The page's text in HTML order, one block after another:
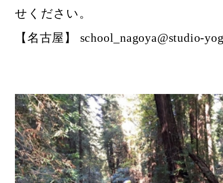
せください。
【名古屋】 school_nagoya@studio-